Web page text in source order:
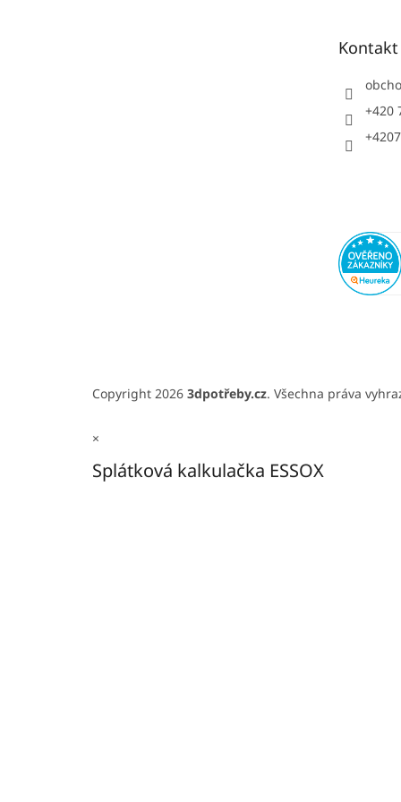
Kontakt
+420
Copyright 2026 3dpotřeby.cz. Všechna práva
×
Splátková kalkulačka ESSOX